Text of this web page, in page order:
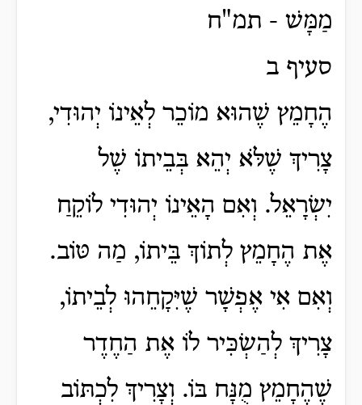
מַמָּשׁ - תמ"ח
סעיף ב
הֶחָמֵץ שֶׁהוּא מוֹכֵר לְאֵינוֹ יְהוּדִי,
צָרִיךְ שֶׁלֹּא יְהֵא בְּבֵיתוֹ שֶׁל
יִשְׂרָאֵל. וְאִם הָאֵינוֹ יְהוּדִי לוֹקֵחַ
אֶת הֶחָמֵץ לְתוֹךְ בֵּיתוֹ, מַה טּוֹב.
וְאִם אִי אֶפְשָׁר שֶׁיִּקָחֵהוּ לְבֵיתוֹ,
צָרִיךְ לְהַשְׂכִּיר לוֹ אֶת הַחֶדֶר
שֶׁהֶחָמֵץ מֻנָּח בּוֹ. וְצָרִיךְ לִכְתּוֹב